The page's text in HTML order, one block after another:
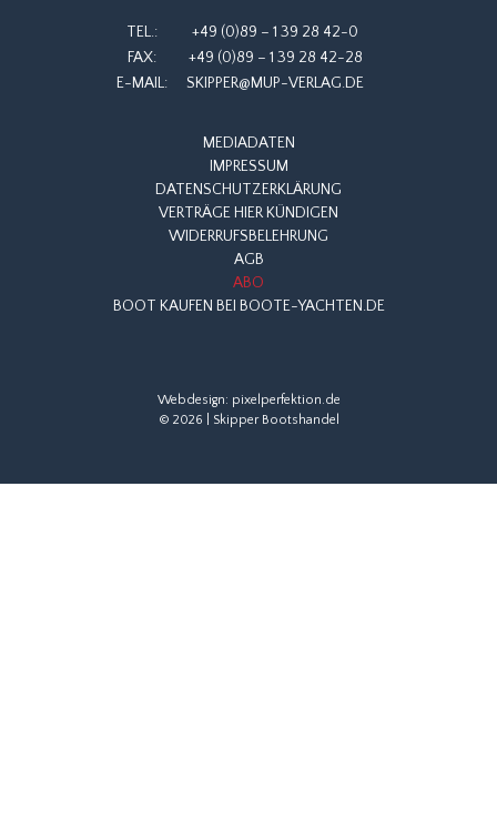
TEL.:
+49 (0)89 – 1 39 28 42-0
FAX:
+49 (0)89 – 1 39 28 42-28
E-MAIL:
SKIPPER@MUP-VERLAG.DE
MEDIADATEN
IMPRESSUM
DATENSCHUTZERKLÄRUNG
VERTRÄGE HIER KÜNDIGEN
WIDERRUFSBELEHRUNG
AGB
ABO
BOOT KAUFEN BEI BOOTE-YACHTEN.DE
Webdesign: pixelperfektion.de
© 2026 | Skipper Bootshandel